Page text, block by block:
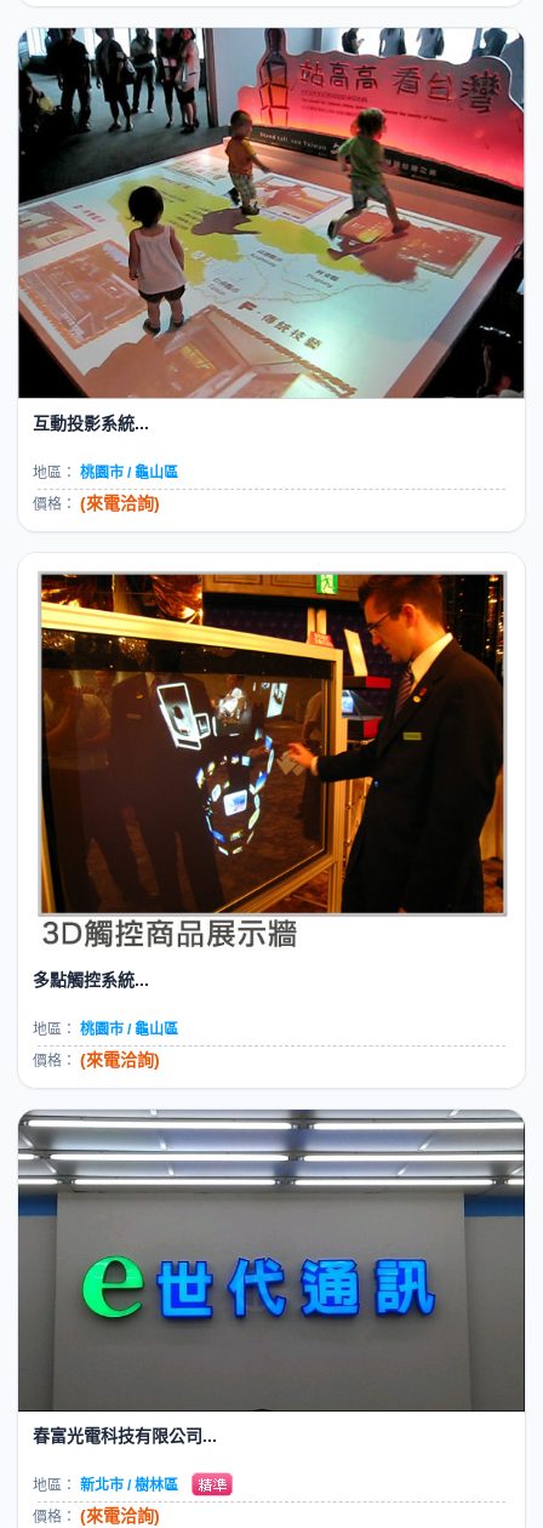
互動投影系統...
地區： 桃園市 / 龜山區
價格： (來電洽詢)
多點觸控系統...
地區： 桃園市 / 龜山區
價格： (來電洽詢)
春富光電科技有限公司...
地區： 新北市 / 樹林區
價格： (來電洽詢)